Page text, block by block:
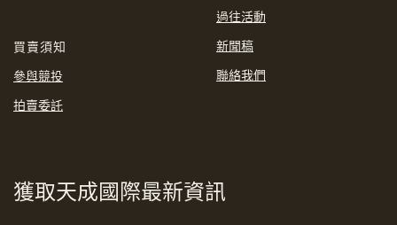
買賣須知
參與競投
拍賣委託
過往活動
新聞稿
聯絡我們
獲取天成國際最新資訊